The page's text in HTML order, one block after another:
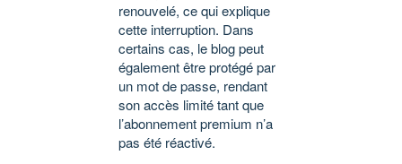
renouvelé, ce qui explique
cette interruption. Dans
certains cas, le blog peut
également être protégé par
un mot de passe, rendant
son accès limité tant que
l’abonnement premium n’a
pas été réactivé.